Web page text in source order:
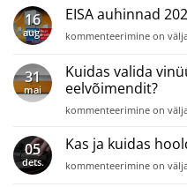
tooted
2026
Q
Meta
kõlarisari
16
aug.
EISA auhinnad
EISA
2024-
2025
kommenteerimine on
31
mai
Kuidas valida
eelvõimendit?
Kuidas
vinüülplaadimängijale
eelvõimendit?
kommenteerimine on
05
dets.
Kas ja kuidas
Kas
kommenteerimine on